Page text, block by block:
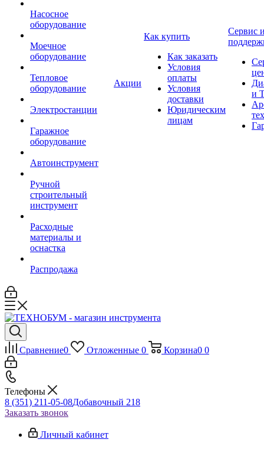
Насосное
оборудование
Моечное
оборудование
Тепловое
оборудование
Электростанции
Гаражное
оборудование
Автоинструмент
Ручной
строительный
инструмент
Расходные
материалы и
оснастка
Распродажа
Акции
Как купить
Как заказать
Условия
оплаты
Условия
доставки
Юридическим
лицам
Сервис
и
Сравнение0 Отложенные 0 Корзина0 0
Телефоны
8 (351) 211-05-08Добавочный 218
Заказать звонок
Личный кабинет